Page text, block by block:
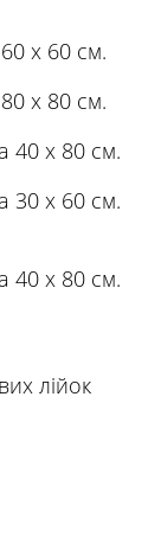
х 60 см.
х 80 см.
40 х 80 см.
30 х 60 см.
40 х 80 см.
лійок